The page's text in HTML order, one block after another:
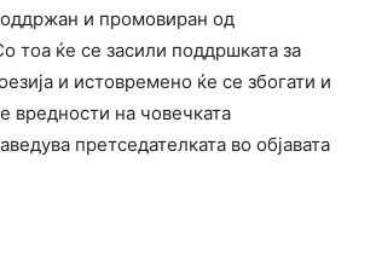
и промовиран од
тоа ќе се засили поддршката за
и истовремено ќе се збогати и
вредности на човечката
претседателката во објавата